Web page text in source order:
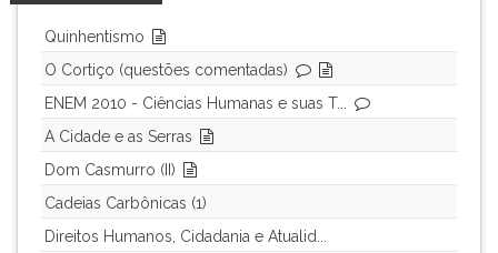
Quinhentismo
O Cortiço (questões comentadas)
ENEM 2010 - Ciências Humanas e suas T...
A Cidade e as Serras
Dom Casmurro (II)
Cadeias Carbônicas (1)
Direitos Humanos, Cidadania e Atualid...